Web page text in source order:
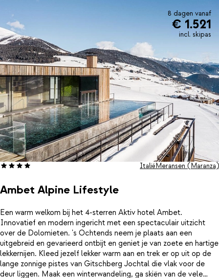
en kom bij van weer een intensieve dag. Die vier sterren die
Panoramahotel Huberhof draagt, zijn wat ons betreft dik
verdiend.
8 dagen vanaf
€ 1.521
incl. skipas
Ambet Alpine Lifestyle
ItaliëMeransen (Maranza)
Een warm welkom bij het 4-sterren Aktiv hotel Ambet.
Innovatief en modern ingericht met een spectaculair uitzicht
over de Dolomieten. 's Ochtends neem je plaats aan een
uitgebreid en gevarieerd ontbijt en geniet je van zoete en hartige
lekkernijen. Kleed jezelf lekker warm aan en trek er op uit op de
lange zonnige pistes van Gitschberg Jochtal die vlak voor de
deur liggen. Maak een winterwandeling, ga skiën van de vele